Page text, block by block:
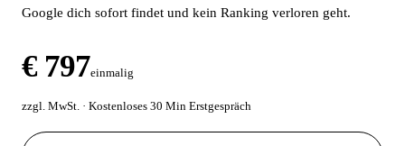
Google dich sofort findet und kein Ranking verloren geht.
€ 797einmalig
zzgl. MwSt. · Kostenloses 30 Min Erstgespräch